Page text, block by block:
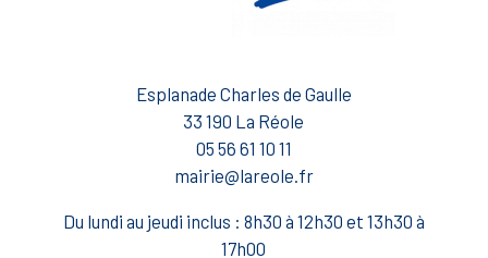
Esplanade Charles de Gaulle
33 190 La Réole
05 56 61 10 11
mairie@lareole.fr
Du lundi au jeudi inclus : 8h30 à 12h30 et 13h30 à
17h00